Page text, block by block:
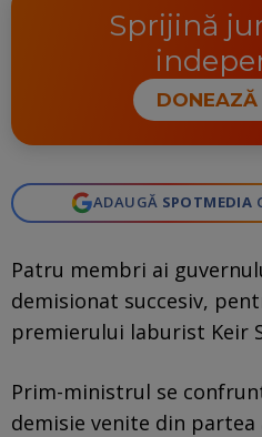
Sprijină
DONEAZĂ
ADAUGĂ SPOTMEDIA
Patru membri ai
demisionat succesiv,
premierului laburist Keir
Prim-ministrul se
demisie venite din